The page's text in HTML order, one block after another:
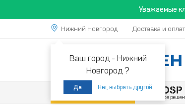
Уважаемые
Нижний Новгород
Ваш город - Нижний
Новгород ?
Да Нет, выбрать другой
Доставка и
Акции